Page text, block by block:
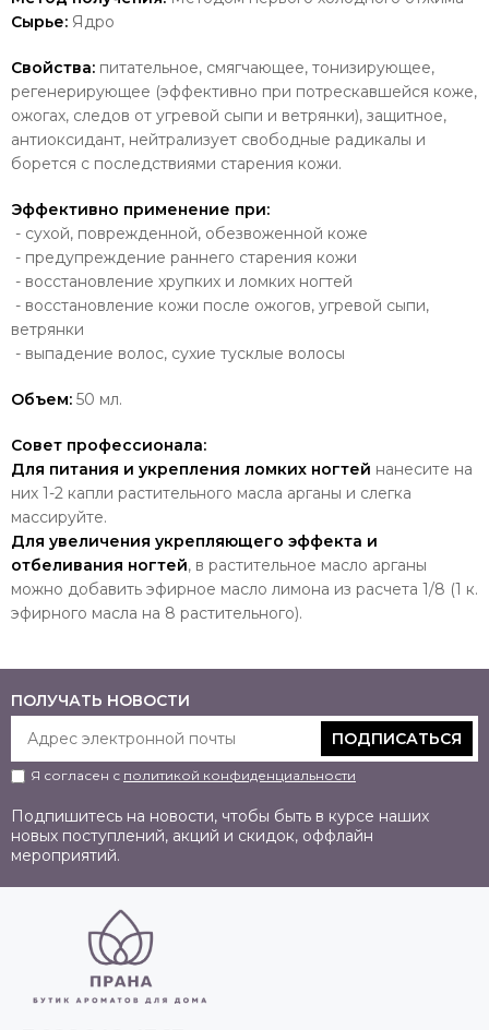
Сырье: Ядро
Свойства: питательное, смягчающее, тонизирующее,
регенерирующее (эффективно при потрескавшейся коже,
ожогах, следов от угревой сыпи и ветрянки), защитное,
антиоксидант, нейтрализует свободные радикалы и
борется с последствиями старения кожи.
Эффективно применение при:
- сухой, поврежденной, обезвоженной коже
- предупреждение раннего старения кожи
- восстановление хрупких и ломких ногтей
- восстановление кожи после ожогов, угревой сыпи,
ветрянки
- выпадение волос, сухие тусклые волосы
Объем: 50 мл.
Совет профессионала:
Для питания и укрепления ломких ногтей нанесите на
них 1-2 капли растительного масла арганы и слегка
массируйте.
Для увеличения укрепляющего эффекта и
отбеливания ногтей, в растительное масло арганы
можно добавить эфирное масло лимона из расчета 1/8 (1 к.
эфирного масла на 8 растительного).
ПОЛУЧАТЬ НОВОСТИ
ПОДПИСАТЬСЯ
Я согласен с политикой конфиденциальности
Подпишитесь на новости, чтобы быть в курсе наших
новых поступлений, акций и скидок, оффлайн
мероприятий.